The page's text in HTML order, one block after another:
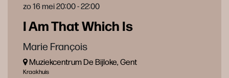
I Am That Which Is
Marie François
zo 16 mei20:00 - 22:00
Muziekcentrum De Bijloke, Gent
Kraakhuis